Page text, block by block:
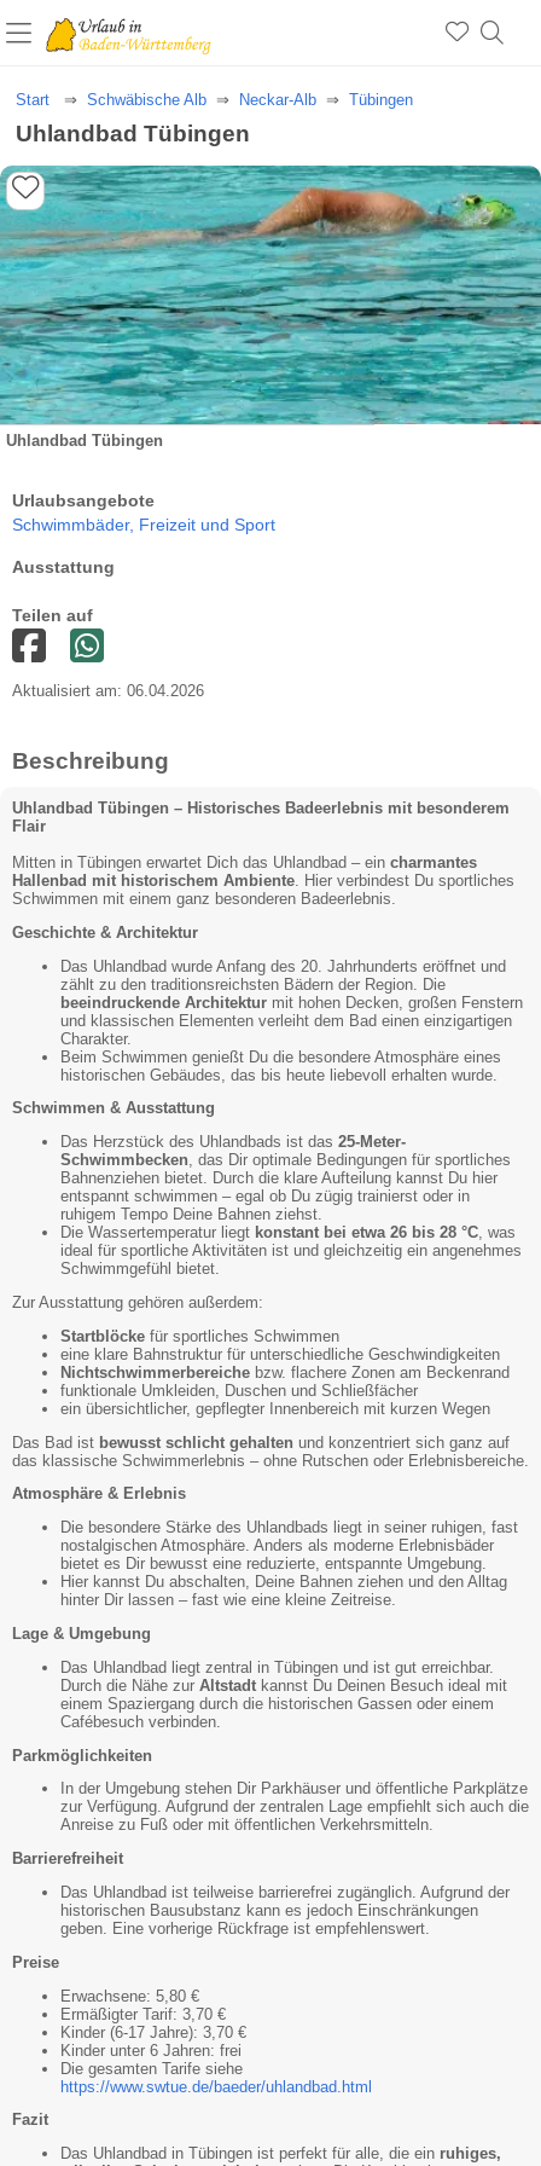
Start Schwäbische Alb Neckar-Alb Tübingen
Uhlandbad Tübingen
Uhlandbad Tübingen
Urlaubsangebote
Schwimmbäder, Freizeit und Sport
Ausstattung
Teilen auf
Aktualisiert am: 06.04.2026
Beschreibung
Uhlandbad Tübingen – Historisches Badeerlebnis mit besonderem
Flair
Mitten in Tübingen erwartet Dich das Uhlandbad – ein charmantes
Hallenbad mit historischem Ambiente. Hier verbindest Du sportliches
Schwimmen mit einem ganz besonderen Badeerlebnis.
Geschichte & Architektur
Das Uhlandbad wurde Anfang des 20. Jahrhunderts eröffnet und
zählt zu den traditionsreichsten Bädern der Region. Die
beeindruckende Architektur mit hohen Decken, großen Fenstern
und klassischen Elementen verleiht dem Bad einen einzigartigen
Charakter.
Beim Schwimmen genießt Du die besondere Atmosphäre eines
historischen Gebäudes, das bis heute liebevoll erhalten wurde.
Schwimmen & Ausstattung
Das Herzstück des Uhlandbads ist das 25-Meter-
Schwimmbecken, das Dir optimale Bedingungen für sportliches
Bahnenziehen bietet. Durch die klare Aufteilung kannst Du hier
entspannt schwimmen – egal ob Du zügig trainierst oder in
ruhigem Tempo Deine Bahnen ziehst.
Die Wassertemperatur liegt konstant bei etwa 26 bis 28 °C, was
ideal für sportliche Aktivitäten ist und gleichzeitig ein angenehmes
Schwimmgefühl bietet.
Zur Ausstattung gehören außerdem:
Startblöcke für sportliches Schwimmen
eine klare Bahnstruktur für unterschiedliche Geschwindigkeiten
Nichtschwimmerbereiche bzw. flachere Zonen am Beckenrand
funktionale Umkleiden, Duschen und Schließfächer
ein übersichtlicher, gepflegter Innenbereich mit kurzen Wegen
Das Bad ist bewusst schlicht gehalten und konzentriert sich ganz auf
das klassische Schwimmerlebnis – ohne Rutschen oder Erlebnisbereiche.
Atmosphäre & Erlebnis
Die besondere Stärke des Uhlandbads liegt in seiner ruhigen, fast
nostalgischen Atmosphäre. Anders als moderne Erlebnisbäder
bietet es Dir bewusst eine reduzierte, entspannte Umgebung.
Hier kannst Du abschalten, Deine Bahnen ziehen und den Alltag
hinter Dir lassen – fast wie eine kleine Zeitreise.
Lage & Umgebung
Das Uhlandbad liegt zentral in Tübingen und ist gut erreichbar.
Durch die Nähe zur Altstadt kannst Du Deinen Besuch ideal mit
einem Spaziergang durch die historischen Gassen oder einem
Cafébesuch verbinden.
Parkmöglichkeiten
In der Umgebung stehen Dir Parkhäuser und öffentliche Parkplätze
zur Verfügung. Aufgrund der zentralen Lage empfiehlt sich auch die
Anreise zu Fuß oder mit öffentlichen Verkehrsmitteln.
Barrierefreiheit
Das Uhlandbad ist teilweise barrierefrei zugänglich. Aufgrund der
historischen Bausubstanz kann es jedoch Einschränkungen
geben. Eine vorherige Rückfrage ist empfehlenswert.
Preise
Erwachsene: 5,80 €
Ermäßigter Tarif: 3,70 €
Kinder (6-17 Jahre): 3,70 €
Kinder unter 6 Jahren: frei
Die gesamten Tarife siehe
https://www.swtue.de/baeder/uhlandbad.html
Fazit
Das Uhlandbad in Tübingen ist perfekt für alle, die ein ruhiges,